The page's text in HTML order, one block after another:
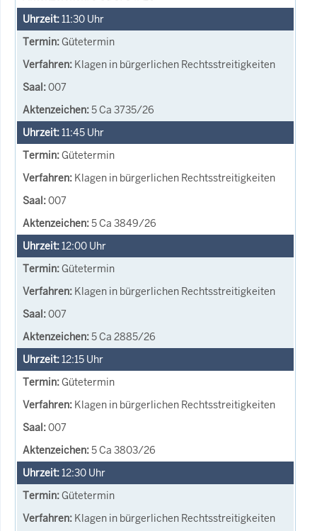
11:30 Uhr
Gütetermin
Klagen in bürgerlichen Rechtsstreitigkeiten
007
5 Ca 3735/26
11:45 Uhr
Gütetermin
Klagen in bürgerlichen Rechtsstreitigkeiten
007
5 Ca 3849/26
12:00 Uhr
Gütetermin
Klagen in bürgerlichen Rechtsstreitigkeiten
007
5 Ca 2885/26
12:15 Uhr
Gütetermin
Klagen in bürgerlichen Rechtsstreitigkeiten
007
5 Ca 3803/26
12:30 Uhr
Gütetermin
Klagen in bürgerlichen Rechtsstreitigkeiten